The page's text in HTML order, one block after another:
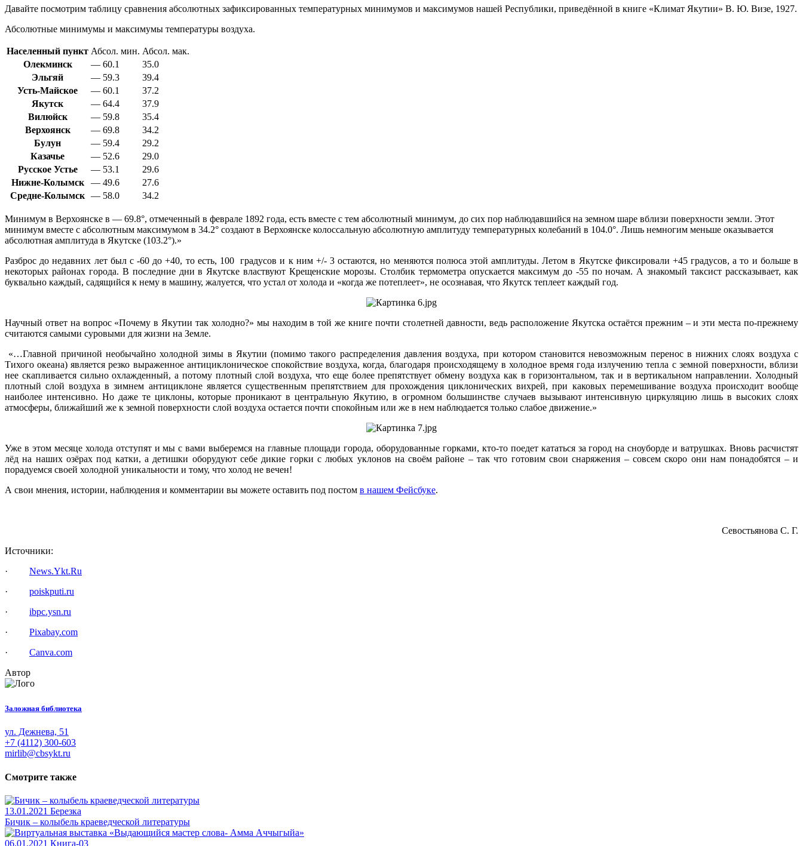
Давайте посмотрим таблицу сравнения абсолютных зафиксированных температурных минимумов и максимумов нашей Республики, приведённой в книге «Климат Якутии» В. Ю. Визе, 1927.
Абсолютные минимумы и максимумы температуры воздуха.
Населенный пункт Абсол. мин. Абсол. мак.
Олекминск
— 60.1
35.0
Эльгяй
— 59.3
39.4
Усть-Майское
— 60.1
37.2
Якутск
— 64.4
37.9
Вилюйск
— 59.8
35.4
Верхоянск
— 69.8
34.2
Булун
— 59.4
29.2
Казачье
— 52.6
29.0
Русское Устье
— 53.1
29.6
Нижне-Колымск
— 49.6
27.6
Средне-Колымск — 58.0 34.2
Минимум в Верхоянске в — 69.8°, отмеченный в феврале 1892 года, есть вместе с тем абсолютный минимум, до сих пор наблюдавшийся на земном шаре вблизи поверхности земли. Этот
минимум вместе с абсолютным максимумом в 34.2° создают в Верхоянске колоссальную абсолютную амплитуду температурных колебаний в 104.0°. Лишь немногим меньше оказывается
абсолютная амплитуда в Якутске (103.2°).»
Разброс до недавних лет был с -60 до +40, то есть, 100 градусов и к ним +/- 3 остаются, но меняются полюса этой амплитуды. Летом в Якутске фиксировали +45 градусов, а то и больше в
некоторых районах города. В последние дни в Якутске властвуют Крещенские морозы. Столбик термометра опускается максимум до -55 по ночам. А знакомый таксист рассказывает, как
буквально каждый, садящийся к нему в машину, жалуется, что устал от холода и «когда же потеплеет», не осознавая, что Якутск теплеет каждый год.
Научный ответ на вопрос «Почему в Якутии так холодно?» мы находим в той же книге почти столетней давности, ведь расположение Якутска остаётся прежним – и эти места по-прежнему
считаются самыми суровыми для жизни на Земле.
«…Главной причиной необычайно холодной зимы в Якутии (помимо такого распределения давления воздуха, при котором становится невозможным перенос в нижних слоях воздуха с
Тихого океана) является резко выраженное антициклоническое спокойствие воздуха, когда, благодаря происходящему в холодное время года излучению тепла с земной поверхности, вблизи
нее скапливается сильно охлажденный, а потому плотный слой воздуха, что еще более препятствует обмену воздуха как в горизонтальном, так и в вертикальном направлении. Холодный
плотный слой воздуха в зимнем антициклоне является существенным препятствием для прохождения циклонических вихрей, при каковых перемешивание воздуха происходит вообще
наиболее интенсивно. Но даже те циклоны, которые проникают в центральную Якутию, в огромном большинстве случаев вызывают интенсивную циркуляцию лишь в высоких слоях
атмосферы, ближайший же к земной поверхности слой воздуха остается почти спокойным или же в нем наблюдается только слабое движение.»
Уже в этом месяце холода отступят и мы с вами выберемся на главные площади города, оборудованные горками, кто-то поедет кататься за город на сноуборде и ватрушках. Вновь расчистят
лёд на наших озёрах под катки, а детишки оборудуют себе дикие горки с любых уклонов на своём районе – так что готовим свои снаряжения – совсем скоро они нам понадобятся – и
порадуемся своей холодной уникальности и тому, что холод не вечен!
А свои мнения, истории, наблюдения и комментарии вы можете оставить под постом в нашем Фейсбуке.
Севостьянова С. Г.
Источники:
· News.Ykt.Ru
· poiskputi.ru
· ibpc.ysn.ru
· Pixabay.com
· Canva.com
Автор
Заложная библиотека
ул. Дежнева, 51
+7 (4112) 300-603
mirlib@cbsykt.ru
Смотрите также
13.01.2021 Березка
Бичик – колыбель краеведческой литературы
06.01.2021 Книга-03